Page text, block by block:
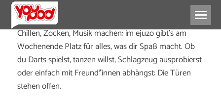
Chillen, Zocken, Musik machen: im ejuzo gibt’s am
Wochenende Platz für alles, was dir Spaß macht. Ob
du Darts spielst, tanzen willst, Schlagzeug ausprobierst
oder einfach mit Freund*innen abhängst: Die Türen
stehen offen.